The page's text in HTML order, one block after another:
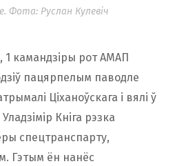
Фота: Руслан Кулевіч
1 камандзіры рот АМАП
пацярпелым паводле
Ціханоўскага і вялі ў
Кніга рэзка
спецтранспарту,
Гэтым ён нанёс